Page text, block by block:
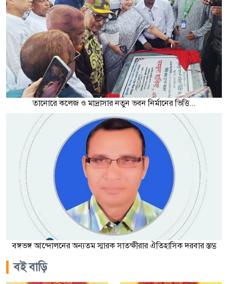
তানোরে কলেজ ও মাদ্রাসার নতুন ভবন নির্মানের ভিত্তি...
বঙ্গভঙ্গ আন্দোলনের অন্যতম স্মারক সাতক্ষীরার ঐতিহাসিক দরবার স্তম্ভ
বই বাড়ি